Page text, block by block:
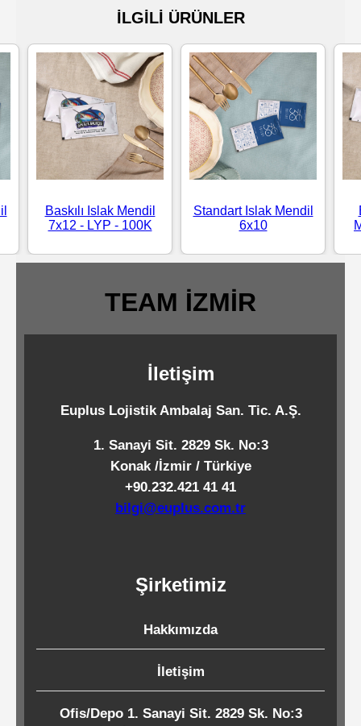
Kolonyalı
Mendiller
Standart
Islak
Mendiller
Pipetler
Temizlik
Ürünleri
Temizlik
Kimyasalları
Temizlik
Kağıtları
Endüstriyel
Kaseler
İLGİLİ ÜRÜNLER
Baskılı Islak Mendil
7x12 - LYP - 100K
Standart Islak Mendil
6x10
TEAM İZMİR
İletişim
Euplus Lojistik Ambalaj San. Tic. A.Ş.
1. Sanayi Sit. 2829 Sk. No:3
Konak /İzmir / Türkiye
+90.232.421 41 41
bilgi@euplus.com.tr
Şirketimiz
Hakkımızda
İletişim
Ofis/Depo 1. Sanayi Sit. 2829 Sk. No:3